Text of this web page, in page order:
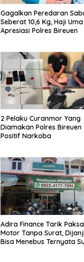
Gagalkan Peredaran
Seberat 10,6 Kg, Haji Uma
Apresiasi Polres Bireuen
2 Pelaku Curanmor Yang
Diamakan Polres Bireuen
Positif Narkoba
Adira Finance Tarik Paksa
Motor Tanpa Surat,
Bisa Menebus Ternyata